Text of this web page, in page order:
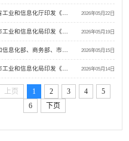
2026年05月22日
2026年05月19日
2026年05月15日
2026年05月14日
上页 1 2 3 4
5
6
下页